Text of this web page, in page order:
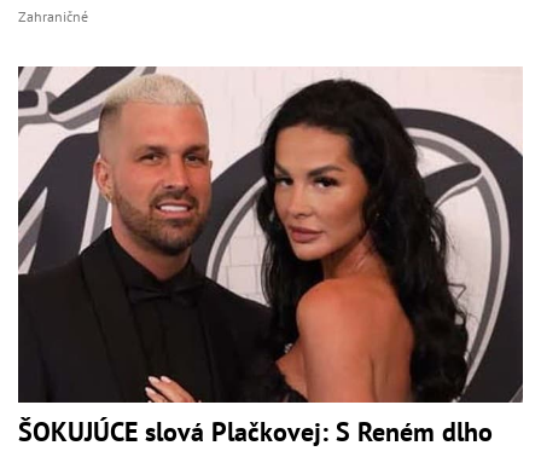
Zahraničné
ŠOKUJÚCE slová Plačkovej: S Reném dlho